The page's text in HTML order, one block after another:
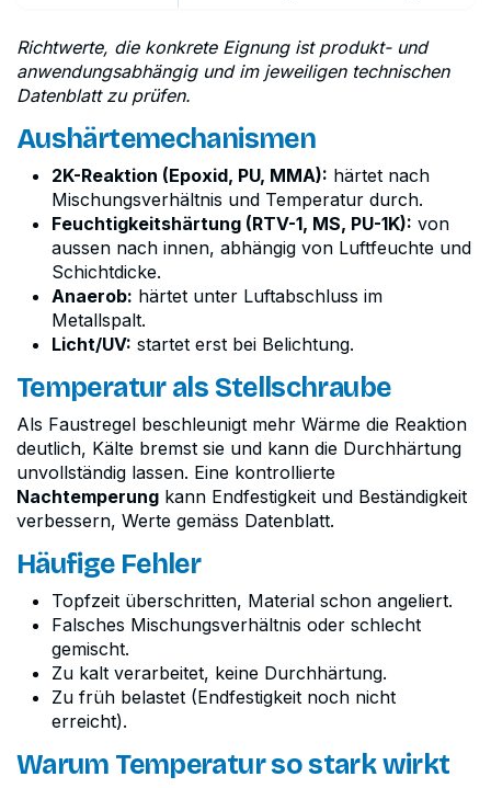
Richtwerte, die konkrete Eignung ist produkt- und
anwendungsabhängig und im jeweiligen technischen
Datenblatt zu prüfen.
Aushärtemechanismen
2K-Reaktion (Epoxid, PU, MMA): härtet nach
Mischungsverhältnis und Temperatur durch.
Feuchtigkeitshärtung (RTV-1, MS, PU-1K): von
aussen nach innen, abhängig von Luftfeuchte und
Schichtdicke.
Anaerob: härtet unter Luftabschluss im
Metallspalt.
Licht/UV: startet erst bei Belichtung.
Temperatur als Stellschraube
Als Faustregel beschleunigt mehr Wärme die Reaktion
deutlich, Kälte bremst sie und kann die Durchhärtung
unvollständig lassen. Eine kontrollierte
Nachtemperung kann Endfestigkeit und Beständigkeit
verbessern, Werte gemäss Datenblatt.
Häufige Fehler
Topfzeit überschritten, Material schon angeliert.
Falsches Mischungsverhältnis oder schlecht
gemischt.
Zu kalt verarbeitet, keine Durchhärtung.
Zu früh belastet (Endfestigkeit noch nicht
erreicht).
Warum Temperatur so stark wirkt